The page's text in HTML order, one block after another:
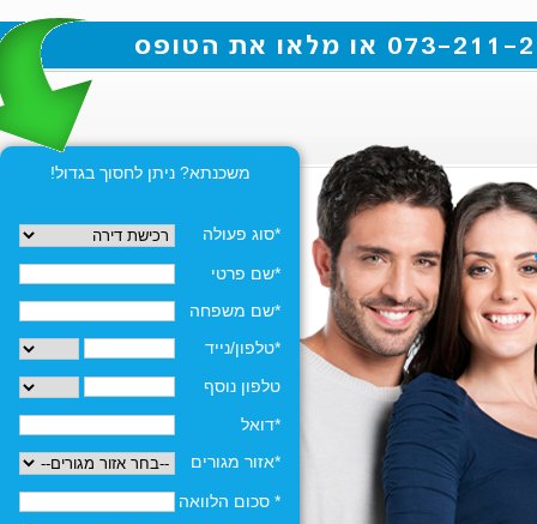
משכנתא? ניתן לחסוך בגדול!
*סוג פעולה
*שם פרטי
*שם משפחה
*טלפון/נייד
טלפון נוסף
*דואל
*אזור מגורים
* סכום הלוואה